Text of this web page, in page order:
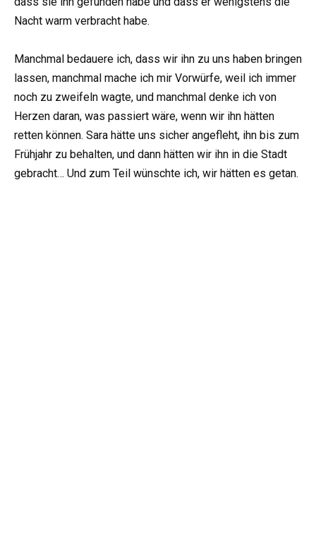
Nacht warm verbracht habe.
Manchmal bedauere ich, dass wir ihn zu uns haben bringen
lassen, manchmal mache ich mir Vorwürfe, weil ich immer
noch zu zweifeln wagte, und manchmal denke ich von
Herzen daran, was passiert wäre, wenn wir ihn hätten
retten können. Sara hätte uns sicher angefleht, ihn bis zum
Frühjahr zu behalten, und dann hätten wir ihn in die Stadt
gebracht… Und zum Teil wünschte ich, wir hätten es getan.